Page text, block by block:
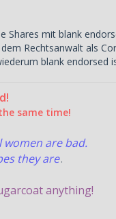
Shares mit blank
Rechtsanwalt als
blank endorsed
same time!
women are bad.
they are.
anything!